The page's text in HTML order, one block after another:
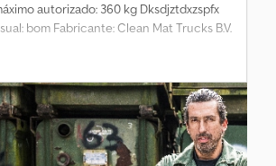
autorizado: 360 kg Dksdjztdxzspfx
bom Fabricante: Clean Mat Trucks B.V.